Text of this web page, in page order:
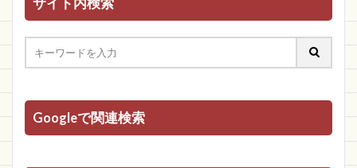
サイト内検索
Googleで関連検索